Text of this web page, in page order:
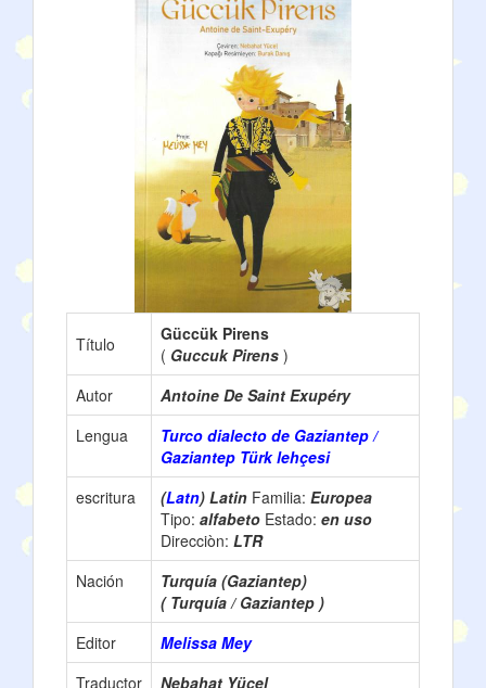
Título
Güccük Pirens
( Guccuk Pirens )
Autor
Antoine De Saint Exupéry
Lengua
Turco dialecto de Gaziantep /
Gaziantep Türk lehçesi
escritura
(Latn) Latin Familia: Europea
Tipo: alfabeto Estado: en uso
Direcciòn: LTR
Nación
Turquía (Gaziantep)
( Turquía / Gaziantep )
Editor
Melissa Mey
Traductor
Nebahat Yücel